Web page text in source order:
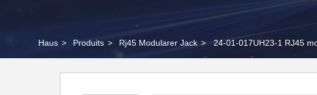
Haus > Produits > Rj45 Modularer Jack > 24-01-017UH23-1 RJ45